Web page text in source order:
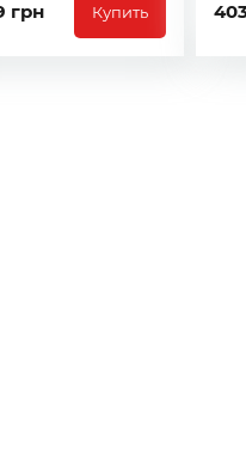
грн Купить